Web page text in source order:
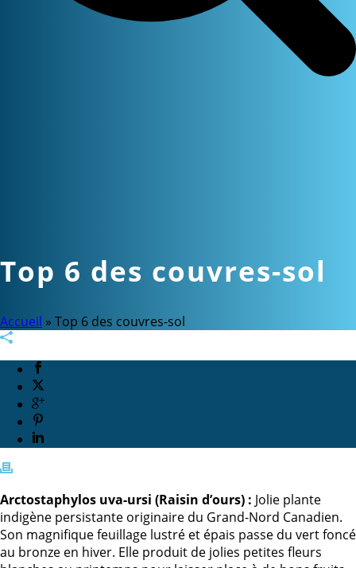
Top 6 des couvres-sol
Accueil » Top 6 des couvres-sol
Arctostaphylos uva-ursi (Raisin d’ours) : Jolie plante
indigène persistante originaire du Grand-Nord Canadien.
Son magnifique feuillage lustré et épais passe du vert foncé
au bronze en hiver. Elle produit de jolies petites fleurs